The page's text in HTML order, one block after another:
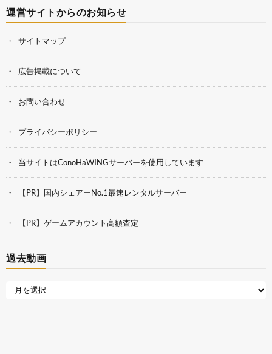
運営サイトからのお知らせ
サイトマップ
広告掲載について
お問い合わせ
プライバシーポリシー
当サイトはConoHaWINGサーバーを使用しています
【PR】国内シェアーNo.1最速レンタルサーバー
【PR】ゲームアカウント高額査定
過去動画